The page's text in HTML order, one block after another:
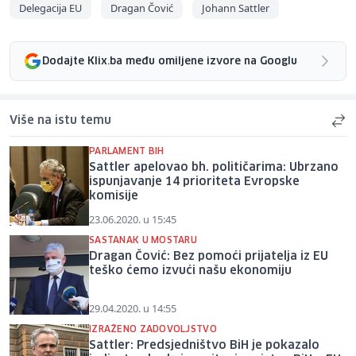
Delegacija EU Dragan Čović Johann Sattler
Dodajte Klix.ba među omiljene izvore na Googlu
Više na istu temu
PARLAMENT BIH
Sattler apelovao bh. političarima: Ubrzano
ispunjavanje 14 prioriteta Evropske
komisije
23.06.2020. u 15:45
SASTANAK U MOSTARU
Dragan Čović: Bez pomoći prijatelja iz EU
teško ćemo izvući našu ekonomiju
29.04.2020. u 14:55
IZRAŽENO ZADOVOLJSTVO
Sattler: Predsjedništvo BiH je pokazalo